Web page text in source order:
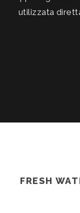
utilizzata
FRESH